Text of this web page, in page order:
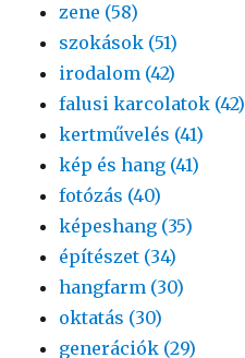
zene (58)
szokások (51)
irodalom (42)
falusi karcolatok (42)
kertművelés (41)
kép és hang (41)
fotózás (40)
képeshang (35)
építészet (34)
hangfarm (30)
oktatás (30)
generációk (29)